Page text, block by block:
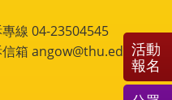
線 04-23504545
箱 angow@thu.edu.tw
活動
報名